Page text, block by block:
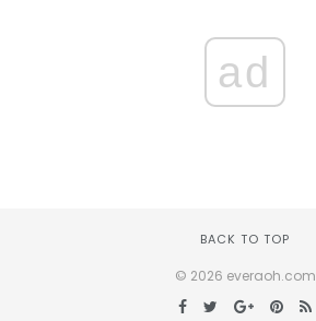
ad
BACK TO TOP
© 2026 everaoh.com